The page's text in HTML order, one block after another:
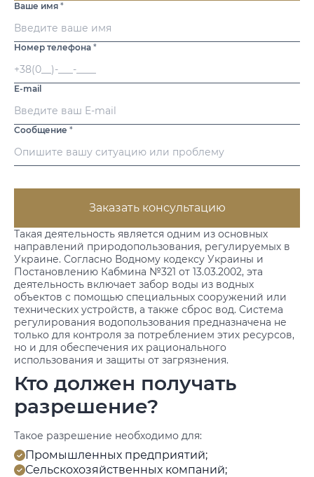
Такая деятельность является одним из основных
направлений природопользования, регулируемых в
Украине. Согласно Водному кодексу Украины и
Постановлению Кабмина №321 от 13.03.2002, эта
деятельность включает забор воды из водных
объектов с помощью специальных сооружений или
технических устройств, а также сброс вод. Система
регулирования водопользования предназначена не
только для контроля за потреблением этих ресурсов,
но и для обеспечения их рационального
использования и защиты от загрязнения.
Кто должен получать
разрешение?
Такое разрешение необходимо для:
Промышленных предприятий;
Сельскохозяйственных компаний;
Ваше имя *
Номер телефона *
E-mail
Сообщение *
Заказать консультацию